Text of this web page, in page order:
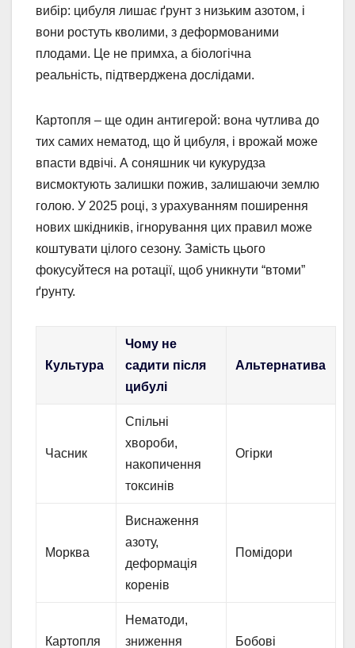
вибір: цибуля лишає ґрунт з низьким азотом, і
вони ростуть кволими, з деформованими
плодами. Це не примха, а біологічна
реальність, підтверджена дослідами.
Картопля – ще один антигерой: вона чутлива до
тих самих нематод, що й цибуля, і врожай може
впасти вдвічі. А соняшник чи кукурудза
висмоктують залишки пожив, залишаючи землю
голою. У 2025 році, з урахуванням поширення
нових шкідників, ігнорування цих правил може
коштувати цілого сезону. Замість цього
фокусуйтеся на ротації, щоб уникнути “втоми”
ґрунту.
Культура
Чому не
садити після
цибулі
Альтернатива
Часник
Спільні
хвороби,
накопичення
токсинів
Огірки
Морква
Виснаження
азоту,
деформація
коренів
Помідори
Картопля
Нематоди,
зниження
Бобові